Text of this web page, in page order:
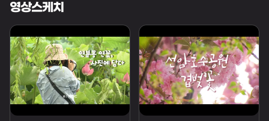
영상스케치